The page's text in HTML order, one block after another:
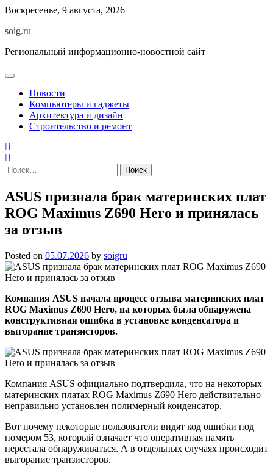
Skip
content
Воскресенье, 9 августа, 2026
soig.ru
Региональный информационно-новостной сайт
Новости
Компьютеры и гаджеты
Архитектура и дизайн
Строительство и ремонт
Найти:
ASUS признала брак материнских плат
ROG Maximus Z690 Hero и принялась
за отзыв
Posted on 05.07.2026 by soigru
Компания ASUS начала процесс отзыва материнских плат
ROG Maximus Z690 Hero, на которых была обнаружена
конструктивная ошибка в установке конденсатора и
выгорание транзисторов.
Компания ASUS официально подтвердила, что на некоторых
материнских платах ROG Maximus Z690 Hero действительно
неправильно установлен полимерный конденсатор.
Вот почему некоторые пользователи видят код ошибки под
номером 53, который означает что оперативная память
перестала обнаруживаться. А в отдельных случаях происходит
выгорание транзисторов.